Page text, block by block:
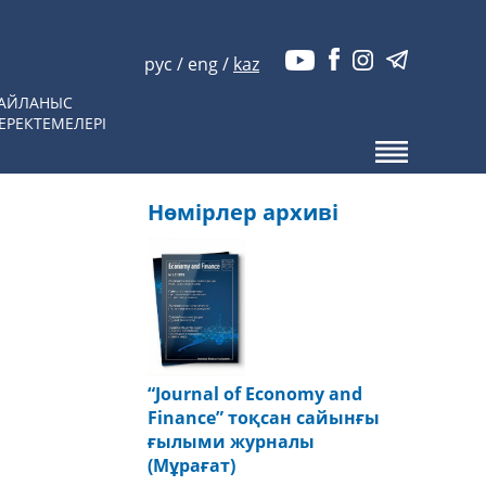
рус / eng/ kaz
Нөмірлер архиві
“Journal of Economy and
Finance” тоқсан сайынғы
ғылыми журналы
(Мұрағат)